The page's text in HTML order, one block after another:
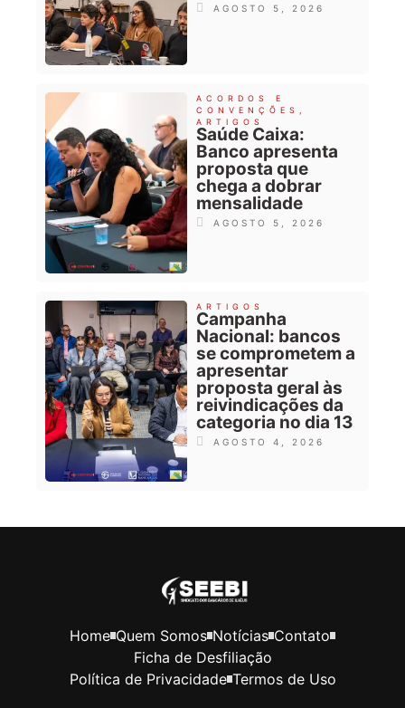
AGOSTO 5, 2026
ACORDOS E
CONVENÇÕES
ARTIGOS
Saúde Caixa:
Banco apresenta
proposta que
chega a dobrar
mensalidade
AGOSTO 5, 2026
ARTIGOS
Campanha
Nacional: bancos
se comprometem a
apresentar
proposta geral às
reivindicações da
categoria no dia 13
AGOSTO 4, 2026
Home Quem Somos Notícias Contato
Ficha de Desfiliação
Política de Privacidade Termos de Uso